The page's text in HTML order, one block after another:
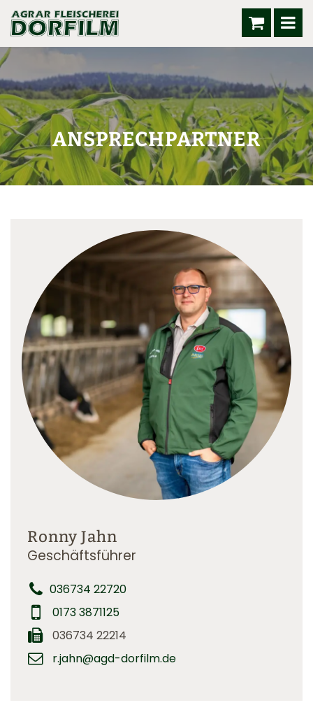
ANSPRECHPARTNER
Ronny Jahn
Geschäftsführer
036734 22720
0173 3871125
036734 22214
r.jahn@agd-dorfilm.de